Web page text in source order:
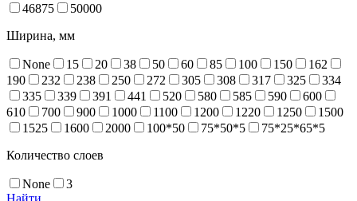
46875
50000
Ширина, мм
None 15 20 38 50 60 85 100 150
162
190
232 238 250 272 305 308 317 325
334
335
339 391 441 520 580 585 590
600
610
700 900 1000 1100 1200 1220 1250
1500
1525
1600 2000 100*50 75*50*5
75*25*65*5
Количество слоев
None
3
Найти